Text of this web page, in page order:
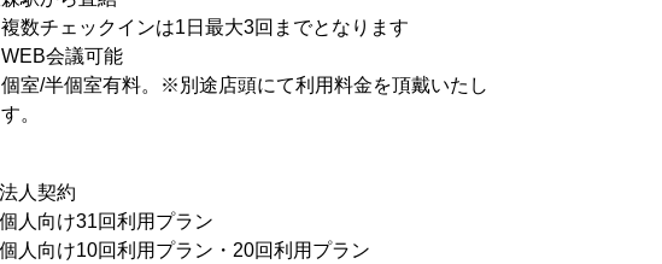
数チェックインは1日最大3回までとなります
WEB会議可能
個室/半個室有料。※別途店頭にて利用料金を頂戴いたし
。
人契約
人向け31回利用プラン
人向け10回利用プラン・20回利用プラン